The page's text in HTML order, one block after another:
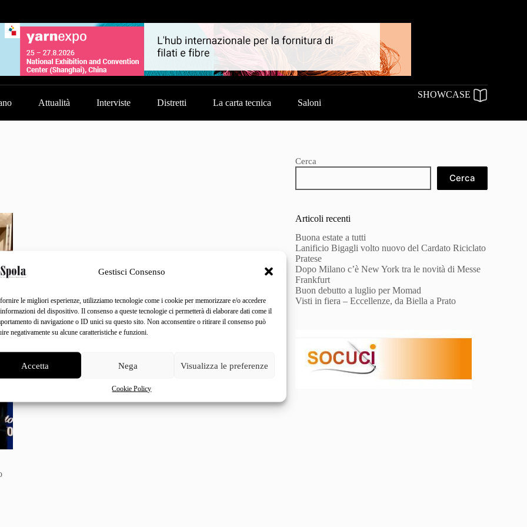
Gestisci Consenso
le migliori esperienze, utilizziamo tecnologie come i cookie per memorizzare e/o accedere
del dispositivo. Il consenso a queste tecnologie ci permetterà di elaborare dati come il
di navigazione o ID unici su questo sito. Non acconsentire o ritirare il consenso può
negativamente su alcune caratteristiche e funzioni.
Accetta Nega Visualizza le preferenze
Cookie Policy
Attualità Interviste Distretti La carta tecnica Saloni
SHOWCASE
Cerca
Cerca
Articoli recenti
Buona estate a tutti
Lanificio Bigagli volto nuovo del Cardato Riciclato
Pratese
Dopo Milano c’è New York tra le novità di Messe
Frankfurt
Buon debutto a luglio per Momad
Visti in fiera – Eccellenze, da Biella a Prato